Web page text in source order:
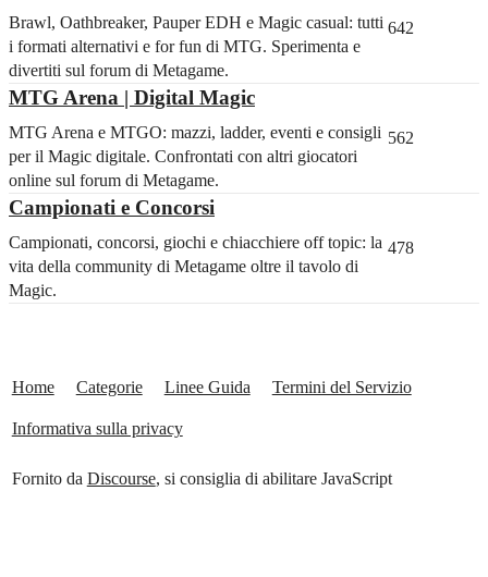
Brawl, Oathbreaker, Pauper EDH e Magic casual: tutti
i formati alternativi e for fun di MTG. Sperimenta e
divertiti sul forum di Metagame.
642
MTG Arena | Digital Magic
MTG Arena e MTGO: mazzi, ladder, eventi e consigli
per il Magic digitale. Confrontati con altri giocatori
online sul forum di Metagame.
562
Campionati e Concorsi
Campionati, concorsi, giochi e chiacchiere off topic: la
vita della community di Metagame oltre il tavolo di
Magic.
478
Home Categorie Linee Guida Termini del Servizio
Informativa sulla privacy
Fornito da Discourse, si consiglia di abilitare JavaScript